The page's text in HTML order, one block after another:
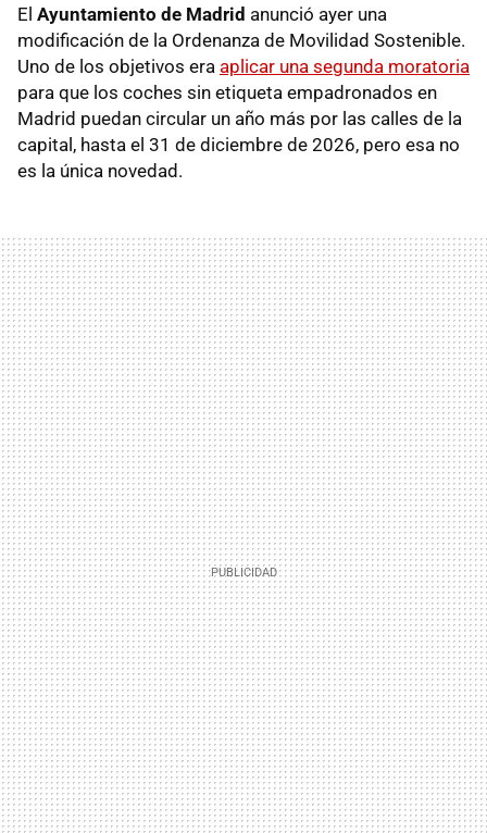
El Ayuntamiento de Madrid anunció ayer una
modificación de la Ordenanza de Movilidad Sostenible.
Uno de los objetivos era aplicar una segunda moratoria
para que los coches sin etiqueta empadronados en
Madrid puedan circular un año más por las calles de la
capital, hasta el 31 de diciembre de 2026, pero esa no
es la única novedad.